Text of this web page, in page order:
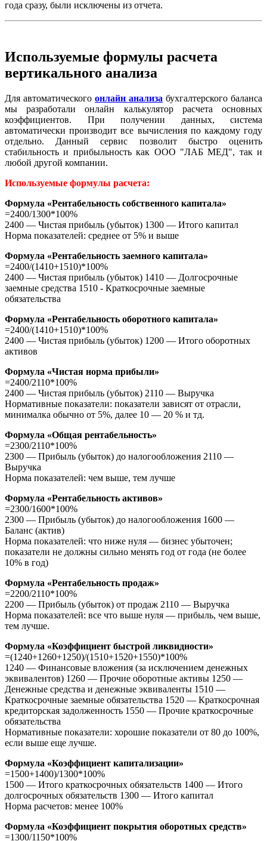
года сразу, были исключены из отчета.
Используемые формулы расчета
вертикального анализа
Для автоматического онлайн анализа бухгалтерского баланса
мы разработали онлайн калькулятор расчета основных
коэффициентов. При получении данных, система
автоматически производит все вычисления по каждому году
отдельно. Данный сервис позволит быстро оценить
стабильность и прибыльность как ООО "ЛАБ МЕД", так и
любой другой компании.
Используемые формулы расчета:
Формула «Рентабельность собственного капитала»
=2400/1300*100%
2400 — Чистая прибыль (убыток) 1300 — Итого капитал
Норма показателей: среднее от 5% и выше
Формула «Рентабельность заемного капитала»
=2400/(1410+1510)*100%
2400 — Чистая прибыль (убыток) 1410 — Долгосрочные
заемные средства 1510 - Краткосрочные заемные
обязательства
Формула «Рентабельность оборотного капитала»
=2400/(1410+1510)*100%
2400 — Чистая прибыль (убыток) 1200 — Итого оборотных
активов
Формула «Чистая норма прибыли»
=2400/2110*100%
2400 — Чистая прибыль (убыток) 2110 — Выручка
Нормативные показатели: показатели зависят от отрасли,
минималка обычно от 5%, далее 10 — 20 % и тд.
Формула «Общая рентабельность»
=2300/2110*100%
2300 — Прибыль (убыток) до налогообложения 2110 —
Выручка
Норма показателей: чем выше, тем лучше
Формула «Рентабельность активов»
=2300/1600*100%
2300 — Прибыль (убыток) до налогообложения 1600 —
Баланс (актив)
Норма показателей: что ниже нуля — бизнес убыточен;
показатели не должны сильно менять год от года (не более
10% в год)
Формула «Рентабельность продаж»
=2200/2110*100%
2200 — Прибыль (убыток) от продаж 2110 — Выручка
Норма показателей: все что выше нуля — прибыль, чем выше,
тем лучше.
Формула «Коэффициент быстрой ликвидности»
=(1240+1260+1250)/(1510+1520+1550)*100%
1240 — Финансовые вложения (за исключением денежных
эквивалентов) 1260 — Прочие оборотные активы 1250 —
Денежные средства и денежные эквиваленты 1510 —
Краткосрочные заемные обязательства 1520 — Краткосрочная
кредиторская задолженность 1550 — Прочие краткосрочные
обязательства
Нормативные показатели: хорошие показатели от 80 до 100%,
если выше еще лучше.
Формула «Коэффициент капитализации»
=1500+1400)/1300*100%
1500 — Итого краткосрочных обязательств 1400 — Итого
долгосрочных обязательств 1300 — Итого капитал
Норма расчетов: менее 100%
Формула «Коэффициент покрытия оборотных средств»
=1300/1150*100%